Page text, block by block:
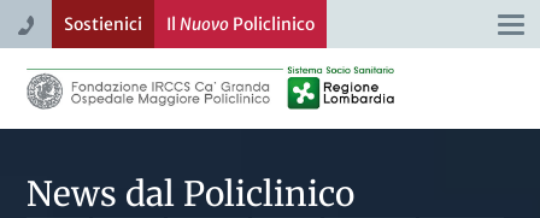
Sostienici Il NuovoPoliclinico
News dal Policlinico